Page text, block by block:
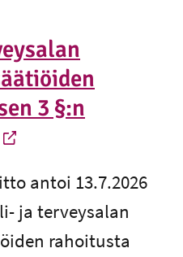
3 §:n
antoi 13.7.2026
ja terveysalan
rahoitusta